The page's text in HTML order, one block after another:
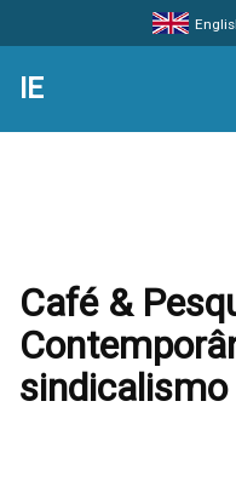
IE
Café &